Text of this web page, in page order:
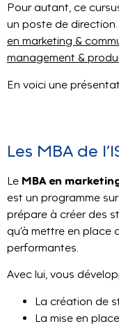
Pour autant, ce
un poste de
en marketing &
management &
En voici une
Les MBA de
Le MBA en
est un programme
prépare à créer des
qu’à mettre en place
performantes.
Avec lui, vous
La création de
La mise en